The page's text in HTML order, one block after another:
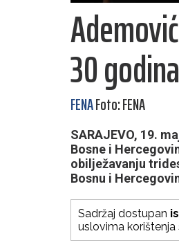
30
FENAFoto: FENA
SARAJEVO, 19.
Bosne i
obilježavanju
Bosnu i
Sadržaj dostupan
uslovima